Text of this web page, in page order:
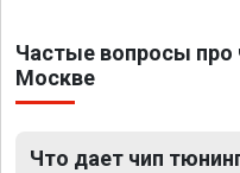
Частые вопросы про
Москве
Что дает чип